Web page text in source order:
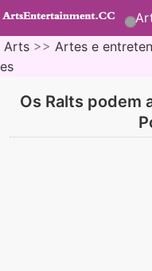
Arts >> Artes e
es
Os Ralts podem